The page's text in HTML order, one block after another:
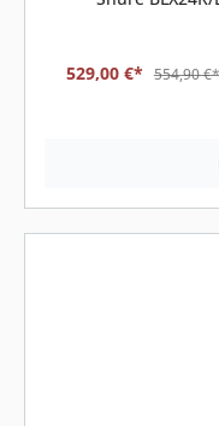
529,00 €* 554,90 €*